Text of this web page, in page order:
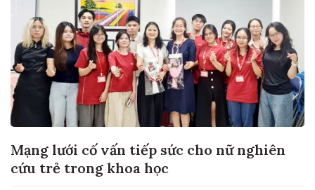
Mạng lưới cố vấn tiếp sức cho nữ nghiên
cứu trẻ trong khoa học